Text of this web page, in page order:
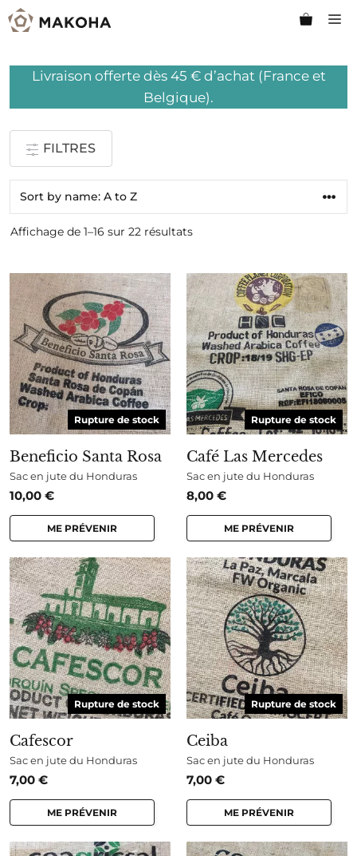
Aller
au
Livraison offerte dès 45 € d’achat (France et
Belgique).
FILTRES
Affichage de 1–16 sur 22 résultats
Rupture de stock
Beneficio Santa Rosa
Sac en jute du Honduras
10,00 €
ME PRÉVENIR
Rupture de stock
Café Las Mercedes
Sac en jute du Honduras
8,00 €
ME PRÉVENIR
Rupture de stock
Cafescor
Sac en jute du Honduras
7,00 €
ME PRÉVENIR
Rupture de stock
Ceiba
Sac en jute du Honduras
7,00 €
ME PRÉVENIR